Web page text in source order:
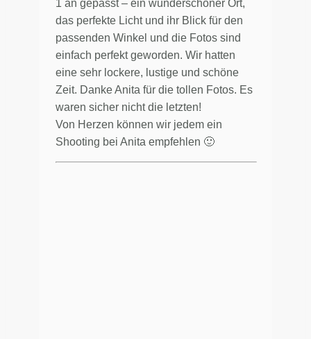
1 an gepasst – ein wunderschöner Ort,
das perfekte Licht und ihr Blick für den
passenden Winkel und die Fotos sind
einfach perfekt geworden. Wir hatten
eine sehr lockere, lustige und schöne
Zeit. Danke Anita für die tollen Fotos. Es
waren sicher nicht die letzten!
Von Herzen können wir jedem ein
Shooting bei Anita empfehlen 🙂